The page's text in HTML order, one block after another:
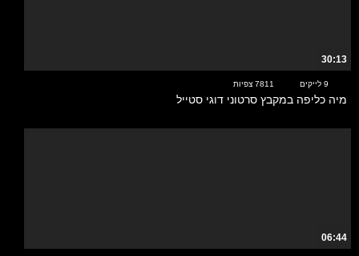
30:13
9 לייקים 7811 צפיות
מיה כליפה במקבץ סרטוני דוגי סטייל
06:44